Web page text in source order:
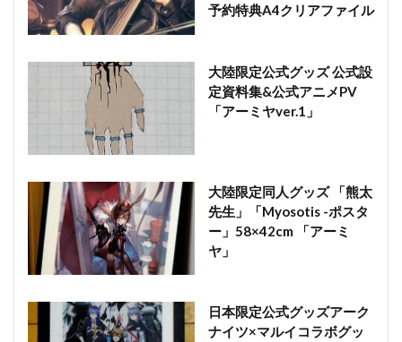
予約特典A4クリアファイル
大陸限定公式グッズ 公式設
定資料集&公式アニメPV
「アーミヤver.1」
大陸限定同人グッズ 「熊太
先生」「Myosotis -ポスタ
ー」58×42cm 「アーミ
ヤ」
日本限定公式グッズアーク
ナイツ×マルイコラボグッ